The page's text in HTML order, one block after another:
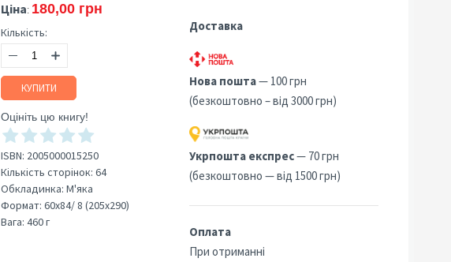
Ціна: 180,00 грн
Кількість:
КУПИТИ
Оцініть цю книгу!
ISBN: 2005000015250
Кількість сторінок: 64
Обкладинка: М'яка
Формат: 60х84/ 8 (205х290)
Вага: 460 г
Доставка
Нова пошта— 100 грн
(безкоштовно – від 3000 грн)
Укрпошта експрес— 70 грн
(безкоштовно — від 1500 грн)
Оплата
При отриманні